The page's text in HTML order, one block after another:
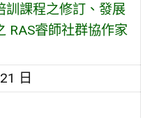
訓課程之修訂、發展
RAS睿師社群協作家
日